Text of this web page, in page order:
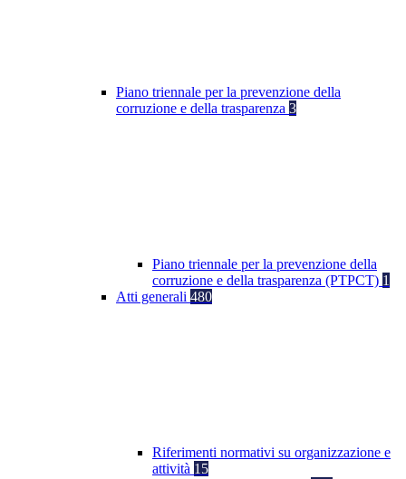
Piano triennale per la prevenzione della
corruzione e della trasparenza 3
Piano triennale per la prevenzione della
corruzione e della trasparenza (PTPCT) 1
Atti generali 480
Riferimenti normativi su organizzazione e
attività 15